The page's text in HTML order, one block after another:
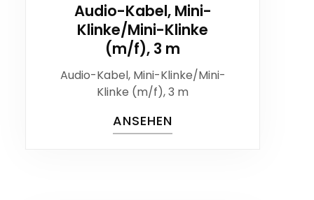
Audio-Kabel, Mini-
Klinke/Mini-Klinke
(m/f), 3 m
Audio-Kabel, Mini-Klinke/Mini-
Klinke (m/f), 3 m
ANSEHEN